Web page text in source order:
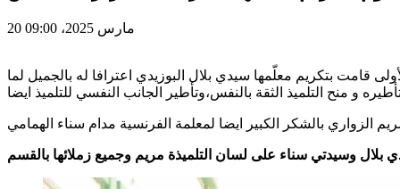
20 مارس 2025، 09:00
الزواري سنة ثالثة بمدرسة التحرير بطريق العين في صفاقس صاحبة أفضل معدل في القسم ب19.22 والرتبة الأولى قامت بتكريم معلّمها سيدي بلال البوزيدي اعترافا له بالجميل لما
الزواري بالشكر الكبير ايضا لمعلمة الفرنسية مدام سناء الهمامي